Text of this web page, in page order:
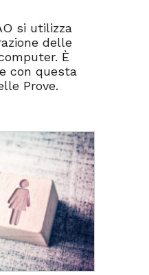
si utilizza
delle
È
con questa
Prove.